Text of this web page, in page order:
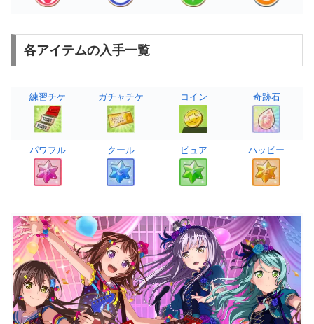
各アイテムの入手一覧
練習チケ ガチャチケ コイン 奇跡石
パワフル クール ピュア ハッピー